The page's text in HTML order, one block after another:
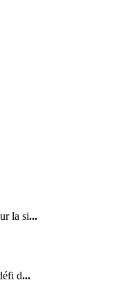
la si...
d...